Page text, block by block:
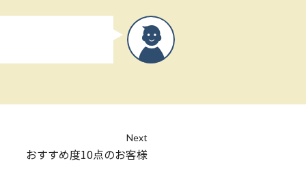
Next
おすすめ度10点のお客様